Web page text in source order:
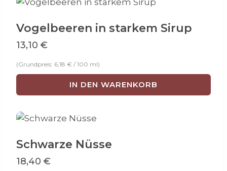
Vogelbeeren in starkem Sirup
13,10 €
(Grundpreis: 6,18 € / 100 ml)
IN DEN WARENKORB
Schwarze Nüsse
18,40 €